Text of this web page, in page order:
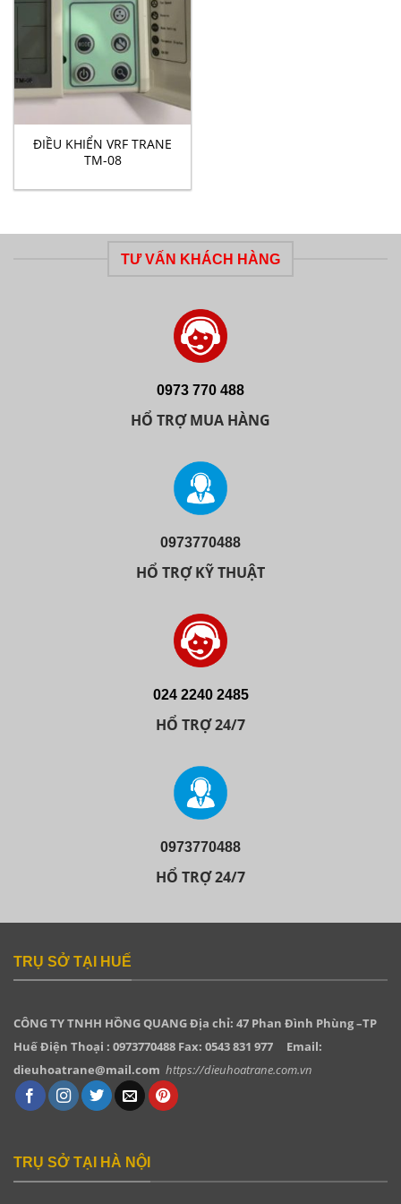
ĐIỀU KHIỂN VRF TRANE
TM-08
TƯ VẤN KHÁCH HÀNG
0973 770 488
HỔ TRỢ MUA HÀNG
0973770488
HỔ TRỢ KỸ THUẬT
024 2240 2485
HỔ TRỢ 24/7
0973770488
HỔ TRỢ 24/7
TRỤ SỞ TẠI HUẾ
CÔNG TY TNHH HỒNG QUANGĐịa chỉ: 47 Phan Đình Phùng –TP
Huế Điện Thoại : 0973770488 Fax: 0543 831 977
Email:
dieuhoatrane@mail.com https://dieuhoatrane.com.vn
TRỤ SỞ TẠI HÀ NỘI